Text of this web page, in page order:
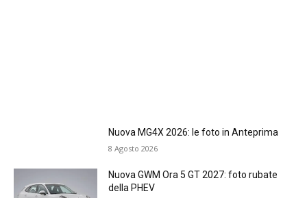
Nuova MG4X 2026: le foto in Anteprima
8 Agosto 2026
Nuova GWM Ora 5 GT 2027: foto rubate
della PHEV